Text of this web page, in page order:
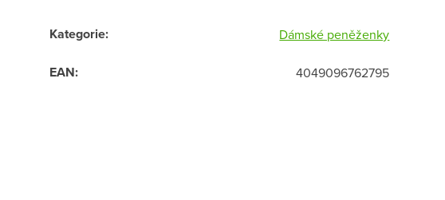
Kategorie: Dámské peněženky
EAN: 4049096762795